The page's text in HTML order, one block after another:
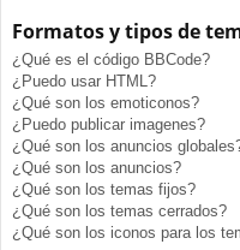
Formatos y tipos de
¿Qué es el código BBCode?
¿Puedo usar HTML?
¿Qué son los emoticonos?
¿Puedo publicar imagenes?
¿Qué son los anuncios
¿Qué son los anuncios?
¿Qué son los temas fijos?
¿Qué son los temas cerrados?
¿Qué son los iconos para los